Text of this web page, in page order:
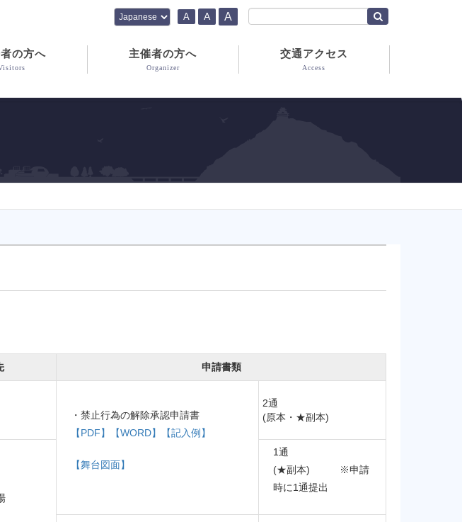
A A A
の方へ 主催者の方へ
Organizer
交通アクセス
Access
申請書類
・禁止行為の解除承認申請書
【PDF】
【WORD】 【記入例】
【舞台図面】
2通
(原本・★副本)
1通
(★副本) ※申請
時に1通提出